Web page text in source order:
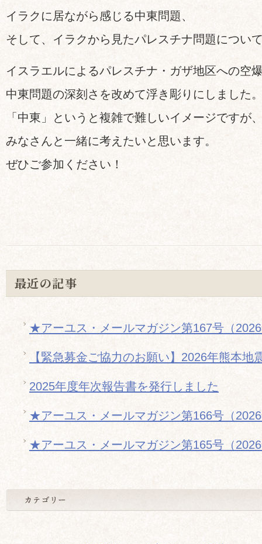
イラクに居ながら感じる中東問題、
そして、イラクから見たパレスチナ問題につい
イスラエルによるパレスチナ・ガザ地区への空
中東問題の深刻さを改めて浮き彫りにしました
「中東」というと複雑で難しいイメージですが
みなさんと一緒に考えたいと思います。
ぜひご参加ください！
最近の記事
★アーユス・メールマガジン第167号（
【緊急募金ご協力のお願い】2026年熊本地
2025年度年次報告書を発行しました
★アーユス・メールマガジン第166号（
★アーユス・メールマガジン第165号（